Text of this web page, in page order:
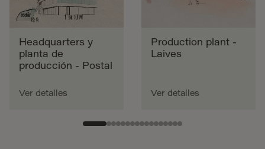
Headquarters y
planta de
producción - Postal
Ver detalles
Production plant -
Laives
Ver detalles